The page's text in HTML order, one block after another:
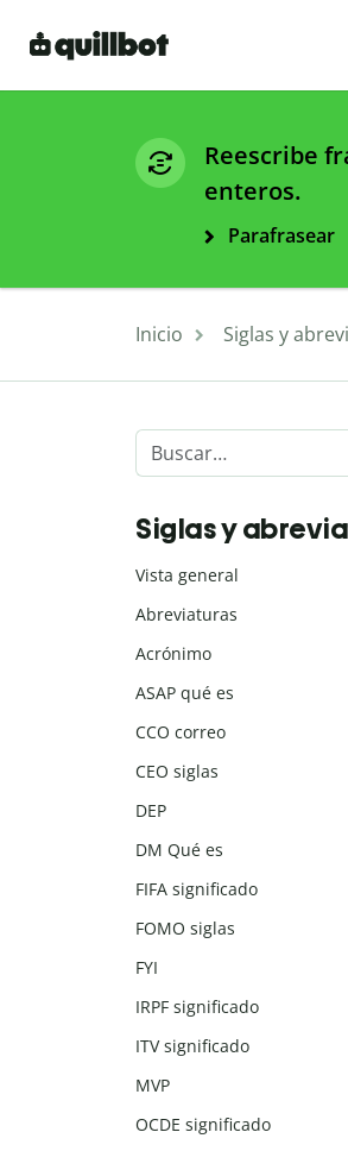
Reescribe
enteros.
Parafrasear
Inicio Siglas y
Siglas y
Vista general
Abreviaturas
Acrónimo
ASAP qué es
CCO correo
CEO siglas
DEP
DM Qué es
FIFA significado
FOMO siglas
FYI
IRPF significado
ITV significado
MVP
OCDE significado